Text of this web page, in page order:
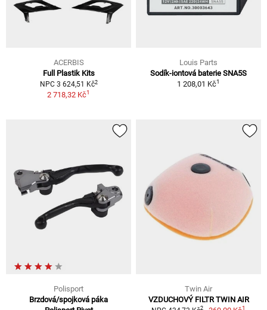
ACERBIS
Full Plastik Kits
NPC 3 624,51 Kč2
2 718,32 Kč1
Louis Parts
Sodík-iontová baterie SNA5S
1 208,01 Kč1
Polisport
Brzdová/spojková páka
Twin Air
VZDUCHOVÝ FILTR TWIN AIR
2 1